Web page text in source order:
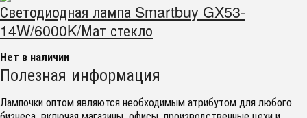
Светодиодная лампа Smartbuy GX53-
14W/6000K/Мат стекло
Нет в наличии
Полезная информация
Лампочки оптом являются необходимым атрибутом для любого